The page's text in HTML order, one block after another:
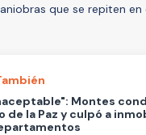
que se repiten
Montes
de la Paz y culpó a